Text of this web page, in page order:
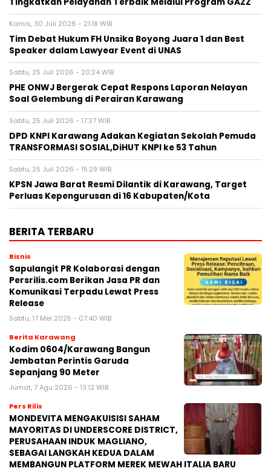
Kamis, 30 Juli 2026 - 21:18 WIB
​Tim Debat Hukum FH Unsika Boyong Juara 1 dan Best
Speaker dalam Lawyear Event di UNAS
Sabtu, 25 Juli 2026 - 20:24 WIB
PHE ONWJ Bergerak Cepat Respons Laporan Nelayan
Soal Gelembung di Perairan Karawang
Sabtu, 25 Juli 2026 - 17:37 WIB
DPD KNPI Karawang Adakan Kegiatan Sekolah Pemuda
TRANSFORMASI SOSIAL,DiHUT KNPI ke 53 Tahun
Sabtu, 25 Juli 2026 - 15:29 WIB
KPSN Jawa Barat Resmi Dilantik di Karawang, Target
Perluas Kepengurusan di 16 Kabupaten/Kota
BERITA TERBARU
Bisnis
Sapulangit PR Kolaborasi dengan
Persrilis.com Berikan Jasa PR dan
Komunikasi Terpadu Lewat Press
Release
Sabtu, 17 Mei 2025 - 07:40 WIB
Berita Karawang
Kodim 0604/Karawang Bangun
Jembatan Perintis Garuda
Sepanjang 90 Meter
Jumat, 7 Agu 2026 - 13:12 WIB
Pers Rilis
MONDEVITA MENGAKUISISI SAHAM
MAYORITAS DI UNDERSCORE DISTRICT,
PERUSAHAAN INDUK MAGLIANO,
SEBAGAI LANGKAH KEDUA DALAM
MEMBANGUN PLATFORM MEREK MEWAH ITALIA BARU